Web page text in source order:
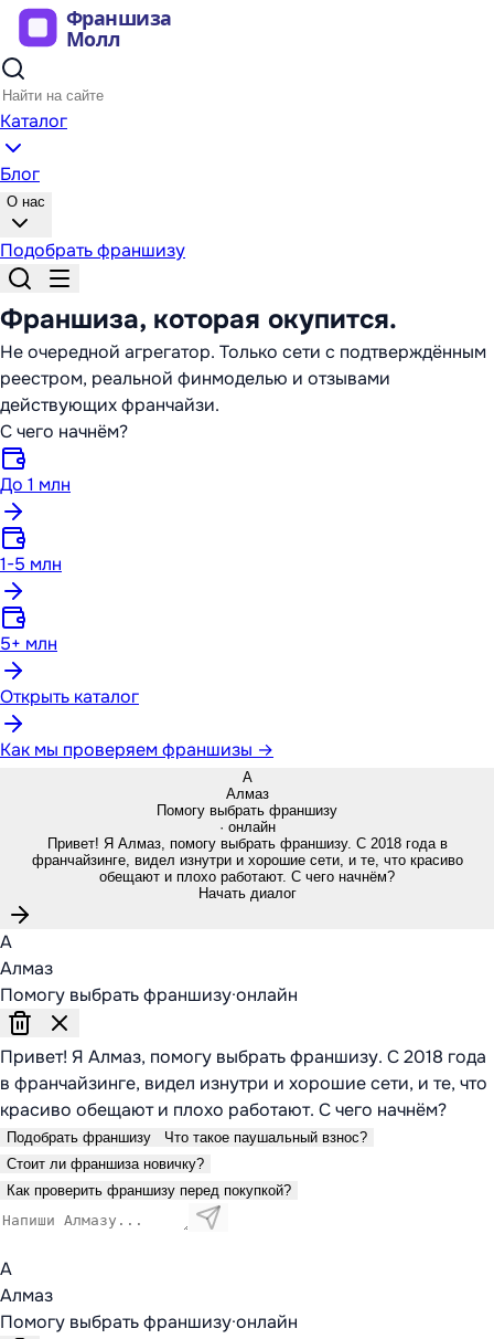
Каталог
Блог
О нас
Подобрать франшизу
Франшиза, которая окупится.
Не очередной агрегатор. Только сети с подтверждённым
реестром, реальной финмоделью и отзывами
действующих франчайзи.
С чего начнём?
До 1 млн
1-5 млн
5+ млн
Открыть каталог
Как мы проверяем франшизы →
А
Алмаз
Помогу выбрать франшизу
· онлайн
Привет! Я Алмаз, помогу выбрать франшизу. С 2018 года в
франчайзинге, видел изнутри и хорошие сети, и те, что красиво
обещают и плохо работают. С чего начнём?
Начать диалог
А
Алмаз
Помогу выбрать франшизу·онлайн
Привет! Я Алмаз, помогу выбрать франшизу. С 2018 года
в франчайзинге, видел изнутри и хорошие сети, и те, что
красиво обещают и плохо работают. С чего начнём?
Подобрать франшизу
Что такое паушальный взнос?
Стоит ли франшиза новичку?
Как проверить франшизу перед покупкой?
А
Алмаз
Помогу выбрать франшизу·онлайн